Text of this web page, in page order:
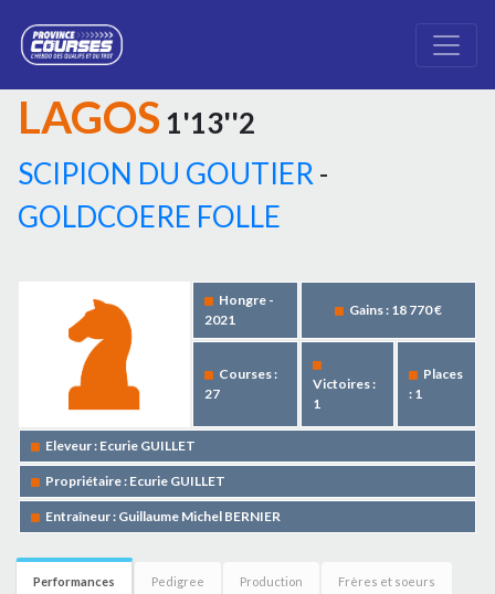
LAGOS 1'13''2
SCIPION DU GOUTIER -
GOLDCOERE FOLLE
Hongre -
2021
Gains : 18 770 €
Courses :
27
Victoires :
1
Places
: 1
Eleveur : Ecurie GUILLET
Propriétaire : Ecurie GUILLET
Entraîneur : Guillaume Michel BERNIER
Performances Pedigree Production Frères et soeurs